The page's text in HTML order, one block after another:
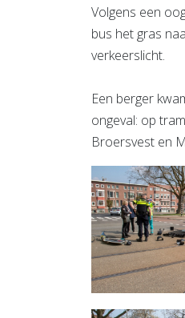
Volgens een
bus het gras
verkeerslicht.
Een berger
ongeval: op
Broersvest en